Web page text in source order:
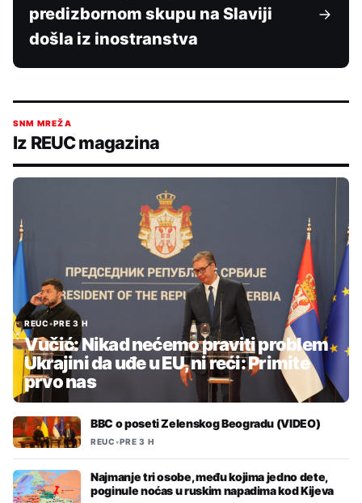
predizbornom skupu na Slaviji
došla iz inostranstva
SNM MREŽA
Iz REUC magazina
REUC•PRE 3 H
Vučić: Nikad nećemo praviti problem
Ukrajini da uđe u EU, ni reći: Primite
prvo nas
BBC o poseti Zelenskog Beogradu (VIDEO)
REUC•PRE 3 H
Najmanje tri osobe, među kojima jedno dete,
poginule noćas u ruskim napadima kod Kijeva